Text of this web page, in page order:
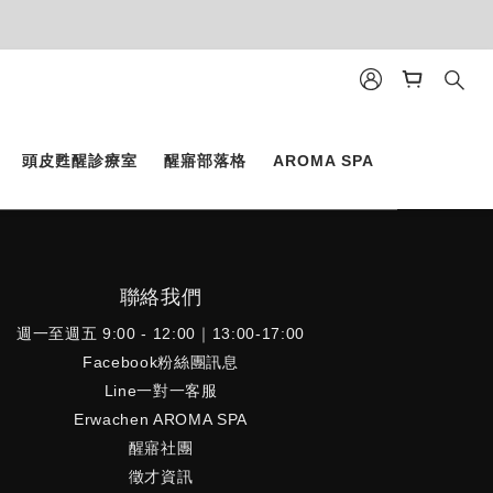
頭皮甦醒診療室 醒寤部落格 AROMA SPA
聯絡我們
週一至週五 9:00 - 12:00｜13:00-17:00
Facebook粉絲團訊息
Line一對一客服
Erwachen AROMA SPA
醒寤社團
徵才資訊